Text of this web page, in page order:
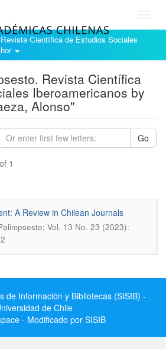
Científica de Estudios Sociales
Revista Científica
Iberoamericanos by
Alonso"
Go
1
A Review in Chilean Journals
Vol. 13 No. 23 (2023):
de Información y Bibliotecas (SISIB) -
de Chile
- Modificado por SISIB